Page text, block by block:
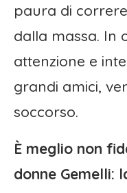
paura di
dalla massa. In
attenzione e
grandi amici,
soccorso.
È meglio non
donne Gemelli: